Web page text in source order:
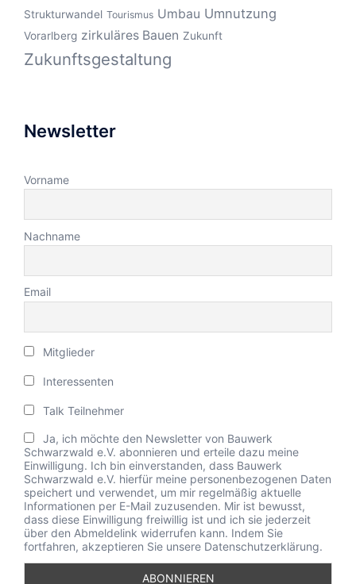
Strukturwandel Tourismus Umbau Umnutzung
Vorarlberg zirkuläres Bauen Zukunft
Zukunftsgestaltung
Newsletter
Vorname
Nachname
Email
Mitglieder
Interessenten
Talk Teilnehmer
Ja, ich möchte den Newsletter von Bauwerk
Schwarzwald e.V. abonnieren und erteile dazu meine
Einwilligung. Ich bin einverstanden, dass Bauwerk
Schwarzwald e.V. hierfür meine personenbezogenen Daten
speichert und verwendet, um mir regelmäßig aktuelle
Informationen per E-Mail zuzusenden. Mir ist bewusst,
dass diese Einwilligung freiwillig ist und ich sie jederzeit
über den Abmeldelink widerrufen kann. Indem Sie
fortfahren, akzeptieren Sie unsere Datenschutzerklärung.